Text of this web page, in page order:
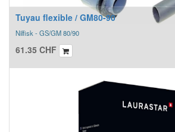
Tuyau flexible / GM80-90
Nilfisk - GS/GM 80/90
61.35 CHF